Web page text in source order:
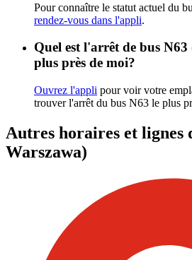
Pour connaître le statut actuel du
rendez-vous dans l'appli.
Quel est l'arrêt de bus
plus près de moi?
Ouvrez l'appli pour voir votre
trouver l'arrêt du bus N63 le plus
Autres horaires et lignes
Warszawa)